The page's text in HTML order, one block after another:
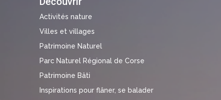
Activités nature
Villes et villages
Patrimoine Naturel
Parc Naturel Régional de Corse
Patrimoine Bâti
Inspirations pour flâner, se balader